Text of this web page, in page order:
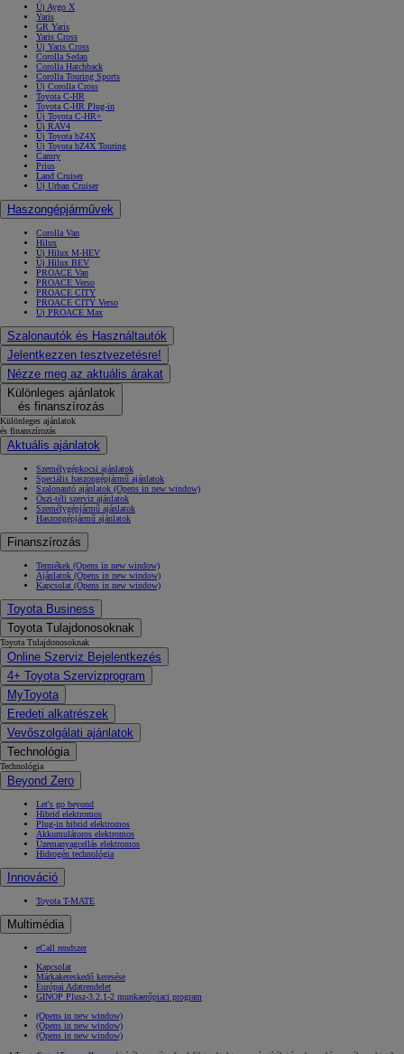
Új Aygo X
Yaris
GR Yaris
Yaris Cross
Új Yaris Cross
Corolla Sedan
Corolla Hatchback
Corolla Touring Sports
Új Corolla Cross
Toyota C-HR
Toyota C-HR Plug-in
Új Toyota C-HR+
Új RAV4
Új Toyota bZ4X
Új Toyota bZ4X Touring
Camry
Prius
Land Cruiser
Új Urban Cruiser
Haszongépjárművek
Corolla Van
Hilux
Új Hilux M-HEV
Új Hilux BEV
PROACE Van
PROACE Verso
PROACE CITY
PROACE CITY Verso
Új PROACE Max
Szalonautók és Használtautók
Jelentkezzen tesztvezetésre!
Nézze meg az aktuális árakat
Különleges ajánlatok
és finanszírozás
Különleges ajánlatok
és finanszírozás
Aktuális ajánlatok
Személygépkocsi ajánlatok
Speciális haszongépjármű ajánlatok
Szalonautó ajánlatok (Opens in new window)
Őszi-téli szerviz ajánlatok
Személygépjármű ajánlatok
Haszongépjármű ajánlatok
Finanszírozás
Termékek (Opens in new window)
Ajánlatok (Opens in new window)
Kapcsolat (Opens in new window)
Toyota Business
Toyota Tulajdonosoknak
Toyota Tulajdonosoknak
Online Szerviz Bejelentkezés
4+ Toyota Szervizprogram
MyToyota
Eredeti alkatrészek
Vevőszolgálati ajánlatok
Technológia
Technológia
Beyond Zero
Let's go beyond
Hibrid elektromos
Plug-in hibrid elektromos
Akkumulátoros elektromos
Üzemanyagcellás elektromos
Hidrogén technológia
Innováció
Toyota T-MATE
Multimédia
eCall rendszer
Kapcsolat
Márkakereskedő keresése
Európai Adatrendelet
GINOP Plusz-3.2.1-2 munkaerőpiaci program
(Opens in new window)
(Opens in new window)
(Opens in new window)